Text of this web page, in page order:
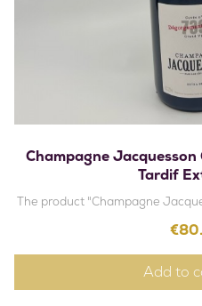
Champagne
Tardif
The product "Champagne
Add to